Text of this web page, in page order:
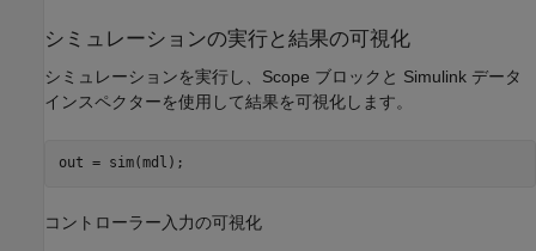
シミュレーションの実行と結果の可視化
シミュレーションを実行し、Scope ブロックと Simulink データ
インスペクターを使用して結果を可視化します。
out = sim(mdl);
コントローラー入力の可視化